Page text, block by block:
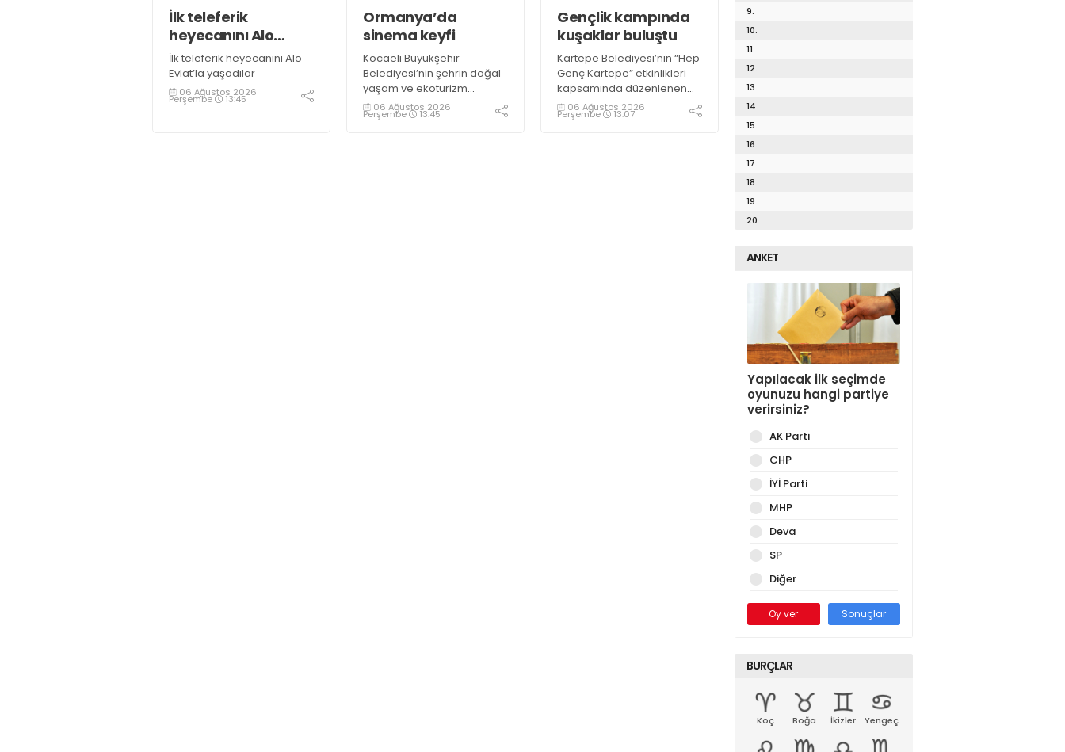
İlk teleferik
heyecanını Alo
Evlat’la yaşadılar
İlk teleferik heyecanını Alo
Evlat’la yaşadılar
06 Ağustos 2026
Perşembe 13:45
Ormanya’da
sinema keyfi
Kocaeli Büyükşehir
Belediyesi’nin şehrin doğal
yaşam ve ekoturizm
merkezi Ormanya’da
düzenlediği “Gece
06 Ağustos 2026
Perşembe 13:45
Gençlik kampında
kuşaklar buluştu
Kartepe Belediyesi’nin “Hep
Genç Kartepe” etkinlikleri
kapsamında düzenlenen
Gençlik ve Gelişim Kampı’na
katılan gençler, Kocaeli
06 Ağustos 2026
Perşembe 13:07
9.
10.
11.
12.
13.
14.
15.
16.
17.
18.
19.
20.
ANKET
Yapılacak ilk seçimde
oyunuzu hangi partiye
verirsiniz?
AK Parti
CHP
İYİ Parti
MHP
Deva
SP
Diğer
Oy ver Sonuçlar
BURÇLAR
Koç Boğa İkizler Yengeç